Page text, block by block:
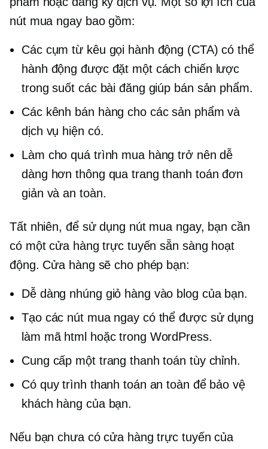
nút mua ngay bao gồm:
Các cụm từ kêu gọi hành động (CTA) có thể
hành động được đặt một cách chiến lược
trong suốt các bài đăng giúp bán sản phẩm.
Các kênh bán hàng cho các sản phẩm và
dịch vụ hiện có.
Làm cho quá trình mua hàng trở nên dễ
dàng hơn thông qua trang thanh toán đơn
giản và an toàn.
Tất nhiên, để sử dụng nút mua ngay, bạn cần
có một cửa hàng trực tuyến sẵn sàng hoạt
động. Cửa hàng sẽ cho phép bạn:
Dễ dàng nhúng giỏ hàng vào blog của bạn.
Tạo các nút mua ngay có thể được sử dụng
làm mã html hoặc trong WordPress.
Cung cấp một trang thanh toán tùy chỉnh.
Có quy trình thanh toán an toàn để bảo vệ
khách hàng của bạn.
Nếu bạn chưa có cửa hàng trực tuyến của